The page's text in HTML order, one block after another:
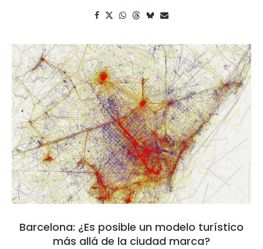
Barcelona: ¿Es posible un modelo turístico
más allá de la ciudad marca?